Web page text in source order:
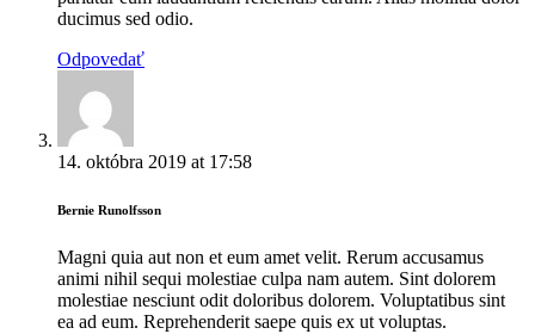
ducimus sed odio.
Odpovedať
14. októbra 2019 at 17:58
Bernie Runolfsson
Magni quia aut non et eum amet velit. Rerum accusamus
animi nihil sequi molestiae culpa nam autem. Sint dolorem
molestiae nesciunt odit doloribus dolorem. Voluptatibus sint
ea ad eum. Reprehenderit saepe quis ex ut voluptas.